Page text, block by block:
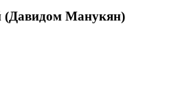
(Давидом Манукян)